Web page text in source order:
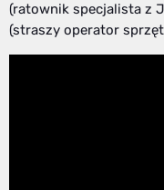
(ratownik specjalista z
(straszy operator